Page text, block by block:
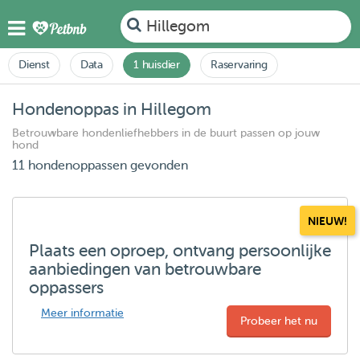
Hillegom
Dienst Data 1 huisdier Raservaring
Hondenoppas in Hillegom
Betrouwbare hondenliefhebbers in de buurt passen op jouw
hond
11 hondenoppassen gevonden
NIEUW!
Plaats een oproep, ontvang persoonlijke
aanbiedingen van betrouwbare
oppassers
Meer informatie
Probeer het nu